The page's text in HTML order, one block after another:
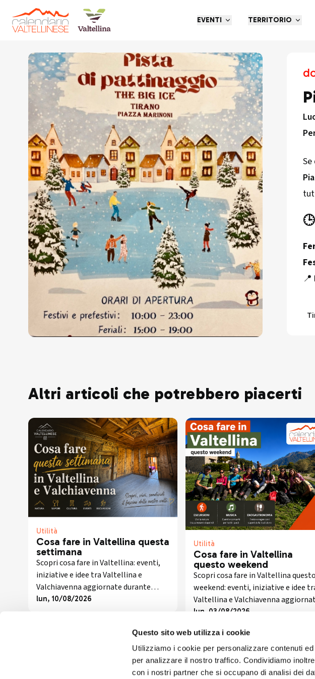
Questo sito web utilizza i cookie
Utilizziamo i cookie per personalizzare contenuti
per analizzare il nostro traffico. Condividiamo
con i nostri partner che si occupano di analisi dei
EVENTI TERRITORIO
Torna indietro
📍
Altri articoli che potrebbero piacerti
Utilità
Cosa fare in Valtellina questa
settimana
Scopri cosa fare in Valtellina: eventi,
iniziative e idee tra Valtellina e
Valchiavenna aggiornate durante
l’anno.
lun, 10/08/2026
Utilità
Cosa fare in Valtellina
questo weekend
Scopri cosa fare in Valtellina questo
weekend: eventi, iniziative e idee
Valtellina e Valchiavenna
ogni settimana.
lun, 03/08/2026